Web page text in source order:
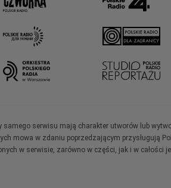
serwisu mają charakter utworów lub
mowa w zdaniu poprzedzającym przysługują
w serwisie, zarówno w części, jak i w całości